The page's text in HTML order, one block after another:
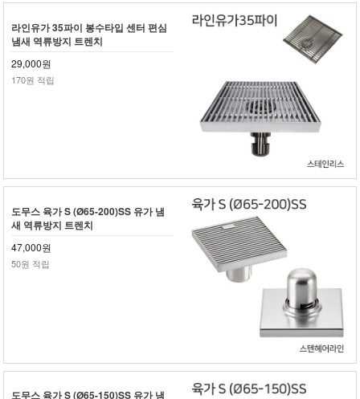
라인유가 35파이 봉수타입 센터 편심
냄새 역류방지 트렌치
29,000원
170원 적립
도무스 육가 S (Ø65-200)SS 유가 냄
새 역류방지 트렌치
47,000원
50원 적립
도무스 육가 S (Ø65-150)SS 유가 냄